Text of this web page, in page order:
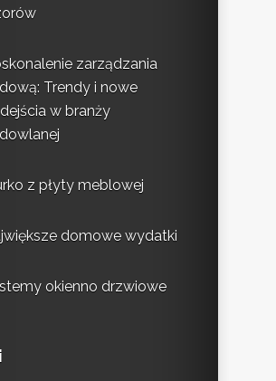
zarządzania
Trendy i nowe
w branży
z płyty meblowej
domowe wydatki
okienno drzwiowe